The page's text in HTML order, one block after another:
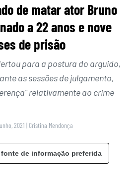
de matar ator Bruno
a 22 anos e nove
de prisão
para a postura do arguido,
as sessões de julgamento,
relativamente ao crime
2021 | Cristina Mendonça
de informação preferida